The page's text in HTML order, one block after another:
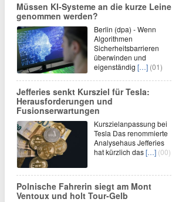
Müssen KI-Systeme an die kurze Leine
genommen werden?
Berlin (dpa) - Wenn
Algorithmen
Sicherheitsbarrieren
überwinden und
eigenständig […] (01)
Jefferies senkt Kursziel für Tesla:
Herausforderungen und
Fusionserwartungen
Kurszielanpassung bei
Tesla Das renommierte
Analysehaus Jefferies
hat kürzlich das[…] (00)
Polnische Fahrerin siegt am Mont
Ventoux und holt Tour-Gelb